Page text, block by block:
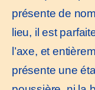
présente de
lieu, il est
l’axe, et
présente une